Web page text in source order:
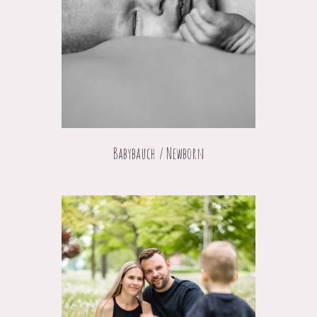
Babybauch / Newborn